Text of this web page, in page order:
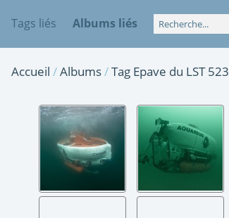
Tags liés Albums liés
Accueil /Albums/Tag Epave du LST 523